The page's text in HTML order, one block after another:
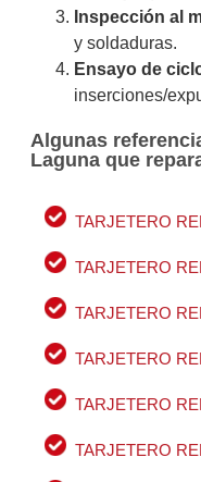
Inspección al
y soldaduras.
Ensayo de
inserciones/
Algunas
Laguna que
TARJETERO
TARJETERO
TARJETERO
TARJETERO
TARJETERO
TARJETERO